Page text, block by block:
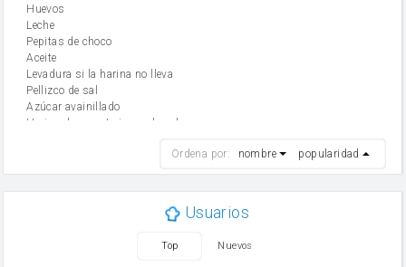
huevos
leche
Pepitas de choco
aceite
Levadura si la harina no lleva
Pellizco de sal
Azúcar avainillado
Harina de reposteria con levadura
mantequilla
Ordena por: nombre popularidad
Usuarios
Top Nuevos